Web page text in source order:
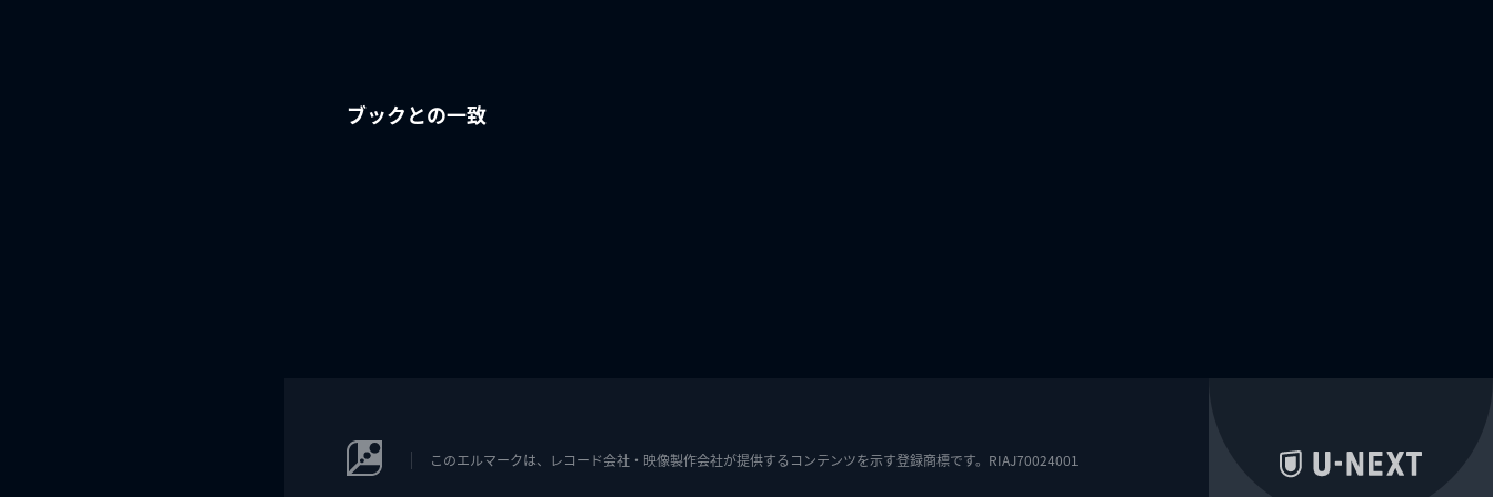
ブックとの一致
このエルマークは、レコード会社・映像製作会社が提供するコンテンツを示す登録商標です。RIAJ70024001